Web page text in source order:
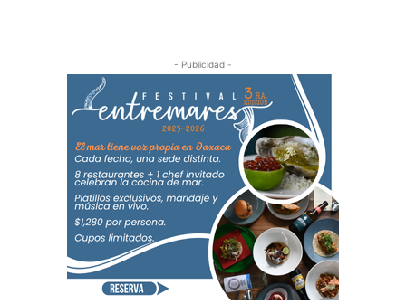
- Publicidad -